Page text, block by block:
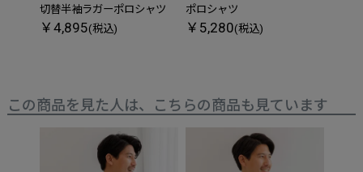
切替半袖ラガーポロシャツ
￥4,895(税込)
ポロシャツ
￥5,280(税込)
この商品を見た人は、こちらの商品も見ています